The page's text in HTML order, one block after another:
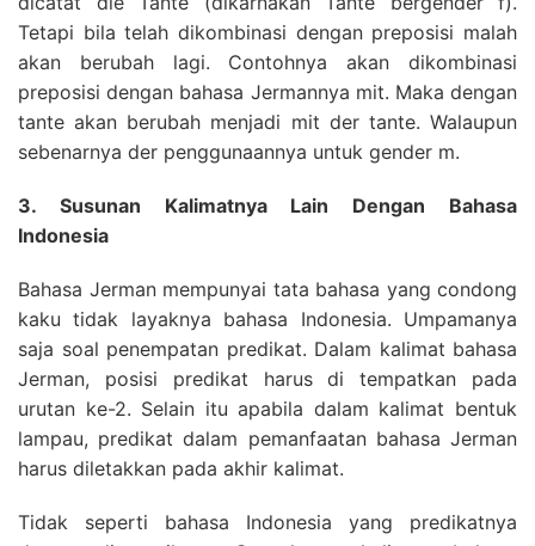
Tetapi bila telah dikombinasi dengan preposisi malah
akan berubah lagi. Contohnya akan dikombinasi
preposisi dengan bahasa Jermannya mit. Maka dengan
tante akan berubah menjadi mit der tante. Walaupun
sebenarnya der penggunaannya untuk gender m.
3. Susunan Kalimatnya Lain Dengan Bahasa
Indonesia
Bahasa Jerman mempunyai tata bahasa yang condong
kaku tidak layaknya bahasa Indonesia. Umpamanya
saja soal penempatan predikat. Dalam kalimat bahasa
Jerman, posisi predikat harus di tempatkan pada
urutan ke-2. Selain itu apabila dalam kalimat bentuk
lampau, predikat dalam pemanfaatan bahasa Jerman
harus diletakkan pada akhir kalimat.
Tidak seperti bahasa Indonesia yang predikatnya